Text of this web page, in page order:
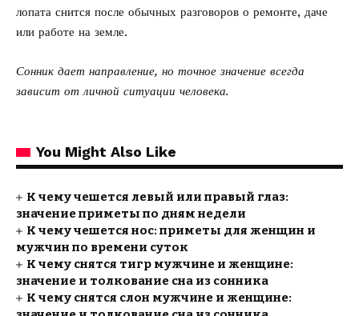
лопата снится после обычных разговоров о ремонте, даче
или работе на земле.
Сонник дает направление, но точное значение всегда
зависит от личной ситуации человека.
You Might Also Like
К чему чешется левый или правый глаз:
значение приметы по дням недели
К чему чешется нос: приметы для женщин и
мужчин по времени суток
К чему снятся тигр мужчине и женщине:
значение и толкование сна из сонника
К чему снятся слон мужчине и женщине: